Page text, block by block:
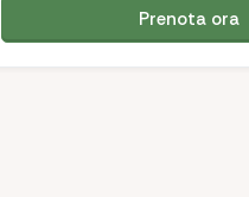
Prenota ora